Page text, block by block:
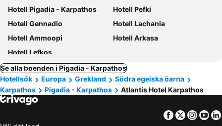
Hotell Pigadia - Karpathos
Hotell Pefki
Hotell Gennadio
Hotell Lachania
Hotell Ammoopi
Hotell Arkasa
Hotell Lefkos
Se alla boenden i Pigadia - Karpathos
Hotellsök
Europa Grekland
Södra egeiska öarna
Karpathos
Pigadia - Karpathos Atlantis Hotel Karpathos
Facebook
Twitter